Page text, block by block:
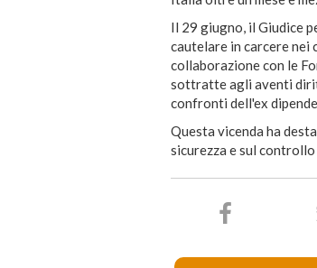
Il 29 giugno, il Giudice
cautelare in carcere
collaborazione con le
sottratte agli aventi
confronti dell'ex
Questa vicenda ha
sicurezza e sul